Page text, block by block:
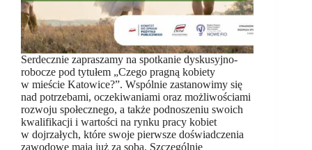
Serdecznie zapraszamy na spotkanie dyskusyjno-
robocze pod tytułem „Czego pragną kobiety
w mieście Katowice?”. Wspólnie zastanowimy się
nad potrzebami, oczekiwaniami oraz możliwościami
rozwoju społecznego, a także podnoszeniu swoich
kwalifikacji i wartości na rynku pracy kobiet
w dojrzałych, które swoje pierwsze doświadczenia
zawodowe mają już za sobą. Szczególnie